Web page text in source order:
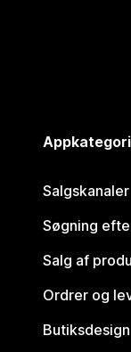
Salgskanaler
Søgning
Salg af
Ordrer og
Butiksdesign